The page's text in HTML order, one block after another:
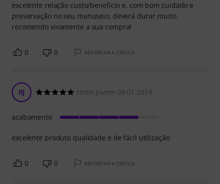
excelente relação custo/benefício e, com bom cuidado e
preservação no seu manuseio, deverá durar muito.
recomendo vivamente a sua compra!
0 0 REPORTAR A CRÍTICA
RJ ritmo jovem 09.01.2019
excelente produto qualidade e de fácil utilização
acabamento
0 0 REPORTAR A CRÍTICA